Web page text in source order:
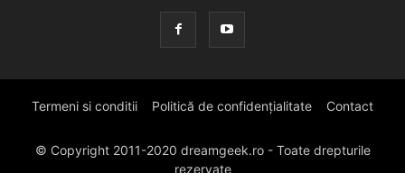
Termeni si conditii Politică de confidențialitate Contact
© Copyright 2011-2020 dreamgeek.ro - Toate drepturile
rezervate